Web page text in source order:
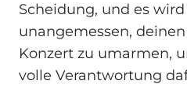
Scheidung, und es
unangemessen,
Konzert zu umarmen,
volle Verantwortung